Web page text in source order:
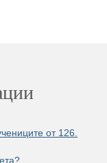
от 126.